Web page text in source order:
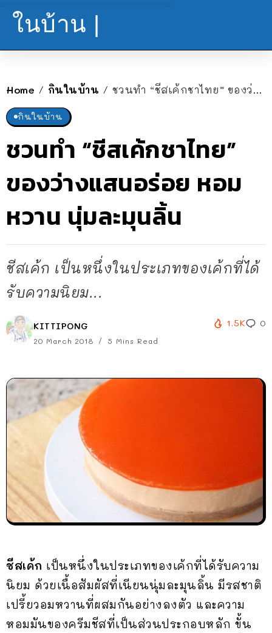
ในบ้าน |
Home / กินในบ้าน / ชวนทำ “ชีสเค้กชาไทย” ของว่างแสนอร่อย หอม หวาน นุ่มละมุนลิ้น
กินในบ้าน
ชวนทำ “ชีสเค้กชาไทย”
ของว่างแสนอร่อย หอม
หวาน นุ่มละมุนลิ้น
ชีสเค้ก เป็นหนึ่งในประเภทของเค้กที่ได้
รับความนิยม...
KITTIPONG
20 March 2018 5 Mins Read
1.5K 0
ชีสเค้ก เป็นหนึ่งในประเภทของเค้กที่ได้รับความ
นิยม ด้วยเนื้อสัมผัสที่เนียนนุ่มละมุนลิ้น มีรสชาติ
เปรี้ยวอมหวานที่ผสมกันอย่างลงตัว และความ
หอมมันของครีมชีสที่เป็นส่วนประกอบหลัก ขั้น